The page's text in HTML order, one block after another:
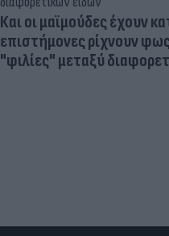
Και οι μαϊμούδες έχουν
επιστήμονες ρίχνουν
"φιλίες" μεταξύ